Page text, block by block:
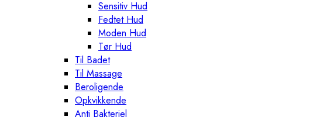
Sensitiv Hud
Fedtet Hud
Moden Hud
Tør Hud
Til Badet
Til Massage
Beroligende
Opkvikkende
Anti Bakteriel